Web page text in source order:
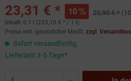
23,31 € * 10 25,90 € *
Inhalt: 0.1 l (233,10 € * / 1 l)
Preise inkl. gesetzlicher MwSt. zzgl.
Sofort versandfertig,
Lieferzeit 3-5 Tage*